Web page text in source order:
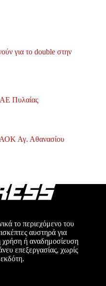
για το double στην
ΑΕ Πυλαίας
ΑΟΚ Αγ. Αθανασίου
το περιεχόμενο του
αυστηρά για
ή αναδημοσίευση
επεξεργασίας, χωρίς